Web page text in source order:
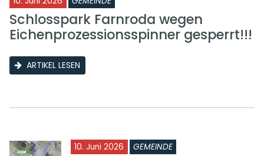
Schlosspark Farnroda wegen
Eichenprozessionsspinner gesperrt!!!
ARTIKEL LESEN
10. Juni 2026 GEMEINDE